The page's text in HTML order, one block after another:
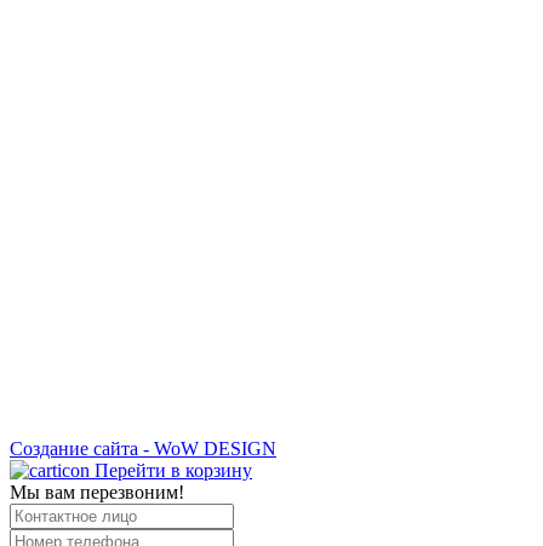
Создание сайта - WoW DESIGN
Перейти в корзину
Мы вам перезвоним!